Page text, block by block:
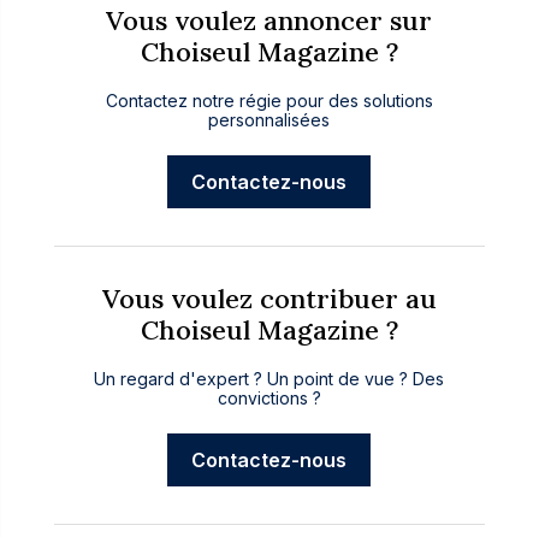
Vous voulez annoncer sur
Choiseul Magazine ?
Contactez notre régie pour des solutions
personnalisées
Contactez-nous
Vous voulez contribuer au
Choiseul Magazine ?
Un regard d'expert ? Un point de vue ? Des
convictions ?
Contactez-nous